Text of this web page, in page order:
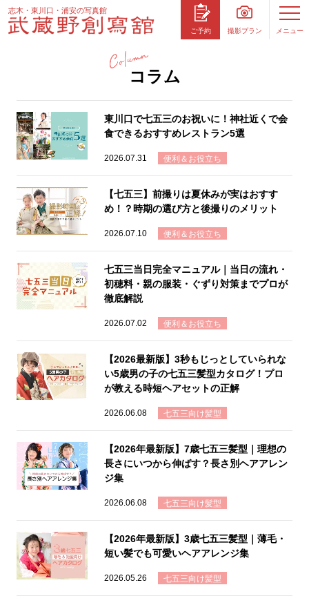
志木・東川口・浦安の写真館
ご予約 撮影プラン メニュー
コラム
東川口で七五三のお祝いに！神社近くで会
食できるおすすめレストラン5選
2026.07.31 便利＆お役立ち
【七五三】前撮りは夏休みが実はおすす
め！？時期の選び方と後撮りのメリット
2026.07.10 便利＆お役立ち
七五三当日完全マニュアル｜当日の流れ・
初穂料・親の服装・ぐずり対策までプロが
徹底解説
2026.07.02 便利＆お役立ち
【2026最新版】3秒もじっとしていられな
い5歳男の子の七五三髪型カタログ！プロ
が教える時短ヘアセットの正解
2026.06.08 七五三向け髪型
【2026年最新版】7歳七五三髪型｜理想の
長さにいつから伸ばす？長さ別ヘアアレン
ジ集
2026.06.08 七五三向け髪型
【2026年最新版】3歳七五三髪型｜薄毛・
短い髪でも可愛いヘアアレンジ集
2026.05.26 七五三向け髪型